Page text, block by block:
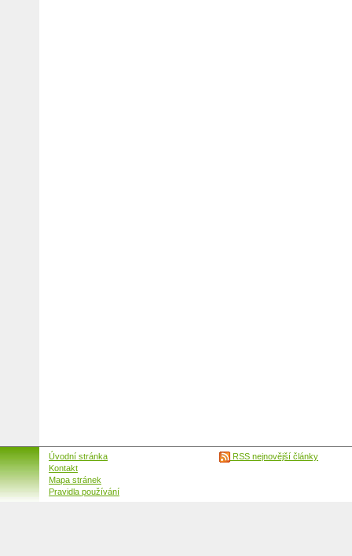
Úvodní stránka
Kontakt
Mapa stránek
Pravidla používání
RSS nejnovější články